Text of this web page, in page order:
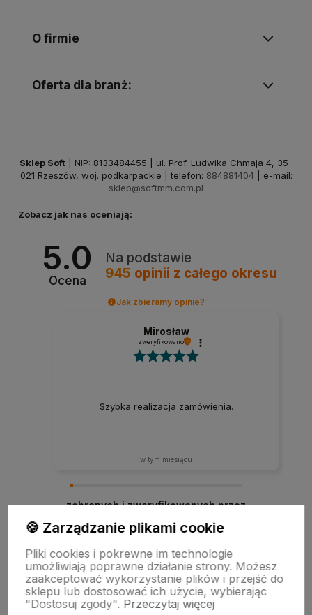
O firmie
Oferta dla branż:
Sklep Soft | NIP: 8133484455 | ul. Prof. Ludwika Chmaja 4, 35-
021 Rzeszów, woj. podkarpackie | telefon: 884881404 | e-mail:
sklep@softmm.com.pl
Zobacz jak nas oceniają:
5.0
Ocena
Na podstawie
945 opinii z całego okresu
Jak zbieramy opinie?
Mirosław
zweryfikowano
Szybka realizacja zamówienia.
w tym miesiącu
zebranych i zweryfikowanych przez
🍪 Zarządzanie plikami cookie
Pliki cookies i pokrewne im technologie
umożliwiają poprawne działanie strony. Możesz
zaakceptować wykorzystanie plików i przejść do
sklepu lub dostosować ich użycie, wybierając
"Dostosuj zgody". Przeczytaj więcej